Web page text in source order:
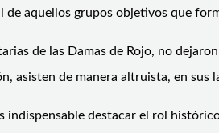
aquellos grupos objetivos que
de las Damas de Rojo, no
asisten de manera altruista, en
destacar el rol